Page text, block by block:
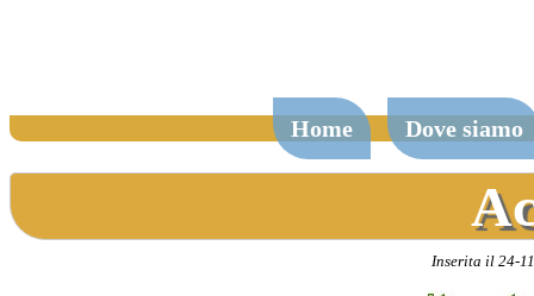
Home Dove siamo
Inserita il 24-